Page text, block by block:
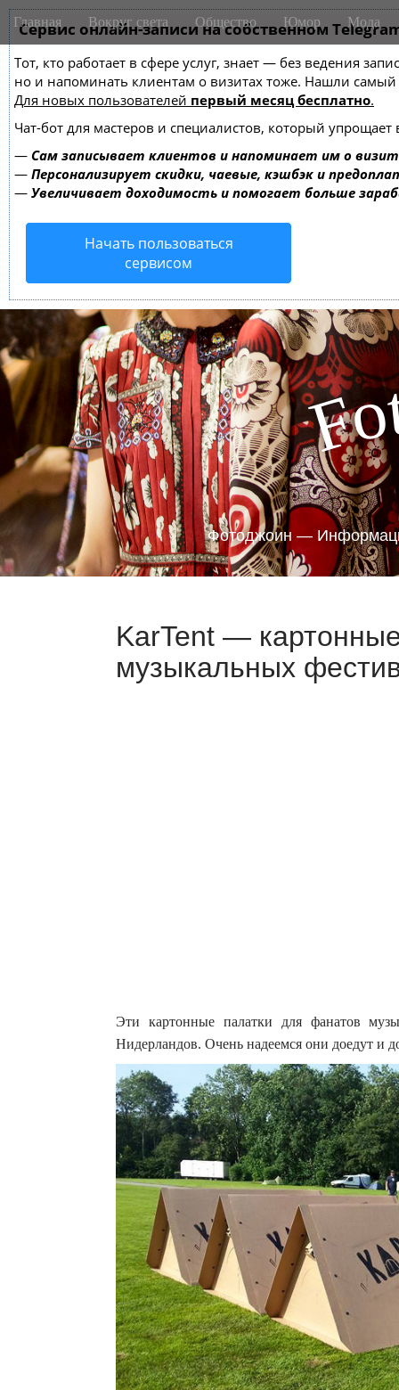
Сервис онлайн-записи на собственном
Тот, кто работает в сфере услуг, знает — без ведения
но и напоминать клиентам о визитах тоже. Нашли
Для новых пользователей первый месяц бесплатно.
Чат-бот для мастеров и специалистов, который упрощает
— Сам записывает клиентов и напоминает им о
— Персонализирует скидки, чаевые, кэшбэк и
— Увеличивает доходимость и помогает больше
Начать пользоваться
сервисом
M
a
n
m
e
n
u
i
Главная Вокруг света Общество Юмор Мода
Fo
Фотоджоин —
KarTent —
музыкальных
Эти картонные палатки для фанатов
Нидерландов. Очень надеемся они доедут и